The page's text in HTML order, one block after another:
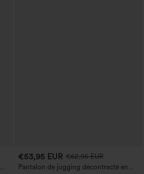
€53,95 EUR €62,95 EUR
Pantalon de jogging décontracté en